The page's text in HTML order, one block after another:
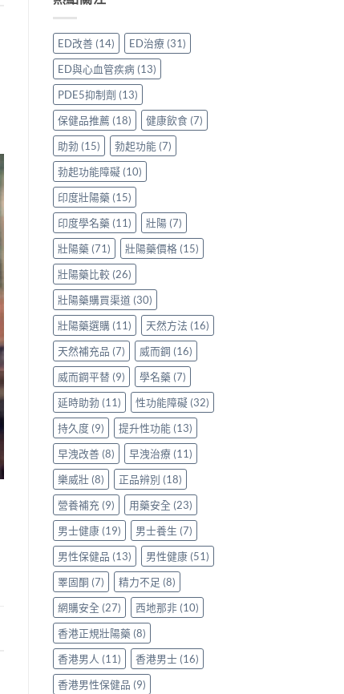
使
用
心
得〉
中
鑽〉
中
香
港
用
家
親
身
分
享
正
貨
渠
道
與
選
購
指
南〉
中
效
評
價：
香
港
用
家
親
身
服
用
Levitra
的
真
實
分
享〉
中
ED改善 (14) ED治療(31)
ED與心血管疾病(13)
PDE5抑制劑 (13)
保健品推薦 (18) 健康飲食 (7)
助勃 (15) 勃起功能 (7)
勃起功能障礙(10)
印度壯陽藥 (15)
印度學名藥 (11) 壯陽(7)
壯陽藥 (71) 壯陽藥價格(15)
壯陽藥比較 (26)
壯陽藥購買渠道 (30)
壯陽藥選購(11) 天然方法 (16)
天然補充品 (7) 威而鋼 (16)
威而鋼平替 (9) 學名藥 (7)
延時助勃 (11) 性功能障礙(32)
持久度 (9) 提升性功能 (13)
早洩改善 (8) 早洩治療(11)
樂威壯(8) 正品辨別 (18)
營養補充 (9) 用藥安全 (23)
男士健康(19) 男士養生 (7)
男性保健品 (13) 男性健康(51)
睪固酮 (7) 精力不足 (8)
網購安全 (27) 西地那非(10)
香港正規壯陽藥 (8)
香港男人 (11) 香港男士(16)
香港男性保健品 (9)